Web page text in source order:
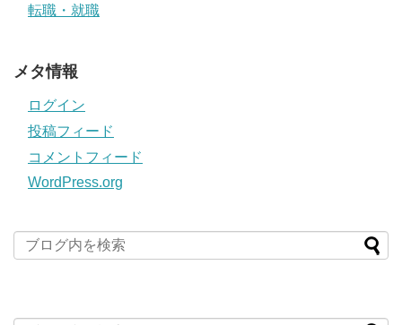
転職・就職
メタ情報
ログイン
投稿フィード
コメントフィード
WordPress.org